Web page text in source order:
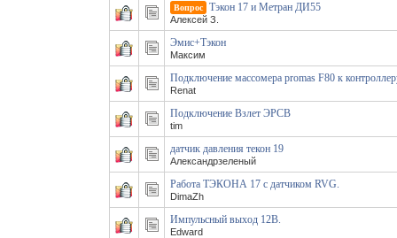
Вопрос Тэкон 17 и Метран ДИ55
Алексей З.
Эмис+Тэкон
Максим
Подключение массомера promas F80 к
Renat
Подключение Взлет ЭРСВ
tim
датчик давления текон 19
Александрзеленый
Работа ТЭКОНА 17 с датчиком RVG.
DimaZh
Импульсный выход 12В.
Edward